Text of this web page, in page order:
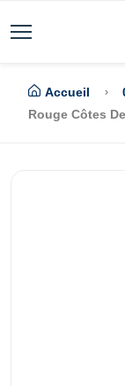
Accueil
Rouge Côtes